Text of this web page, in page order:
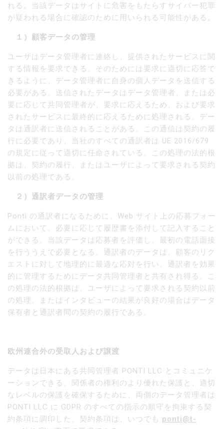
れる。当該データはサイトに危害をもたらすサイバー犯罪
が疑われる場合に確認のために用いられる可能性がある。
１）顧客データの管理
ユーザはデータ管理者に連絡し、提供されたサービスに関
する情報を要求できる。そのためには要求に適切に応答で
きるように、データ管理者に自身の個人データを送信する
必要がある。送信されたデータはデータ管理者、または必
要に応じて共同管理者が、要求に応えるため、および要求
されたサービスに最終的に応えるために処理される。デー
タは通訳者に送信されることがある。この通信は契約の履
行に必要であり、当社のすべての通訳者は UE 2016/679
の規定に従って適切に任命されている。この処理の法的根
拠は、契約の履行、またはユーザによって要求される契約
以前の処理である。
２）通訳者データの管理
Ponti の通訳者になるために、Web サイト上の応募フォー
ムにおいて、必要に応じて履歴書を添付して記入すること
ができる。当該データは応募者を評価し、最初の電話面接
を行ううえで必要となる。通訳者のデータは、顧客のリク
エストに対して地理的に最適な応対を行い、通訳者を効果
的に管理するためにデータ共同管理者と共有され得る。こ
の処理の法的根拠は、ユーザによって要求される契約以前
の処理、またはインタビューの結果が良好の場合はデータ
保有者と通訳者間の契約の履行である。
欧州連合外の受取人および譲渡
データは日本にある共同管理者 PONTI LLC とコミュニケ
ーションできる。関係者の権利のより優れた保護と、適切
なレベルの保護を確保するために、両側のデータ管理者は
PONTI LLC に GDPR のすべての指示の順守を拘束する契
約条項に調印した。契約条項は、いつでも ponti@t-